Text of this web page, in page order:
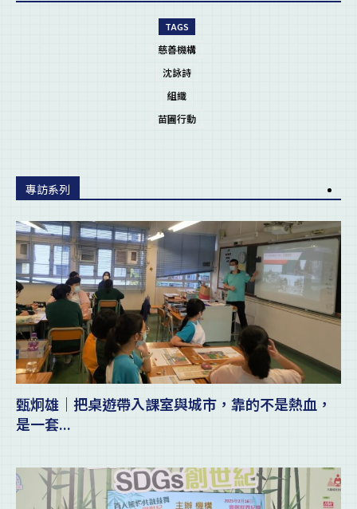
TAGS
慈善機構
沈詠詩
組織
苗圃行動
專訪系列
甄炯雄｜把桌遊帶入課室與城市，靠的不是熱血，
是一套...